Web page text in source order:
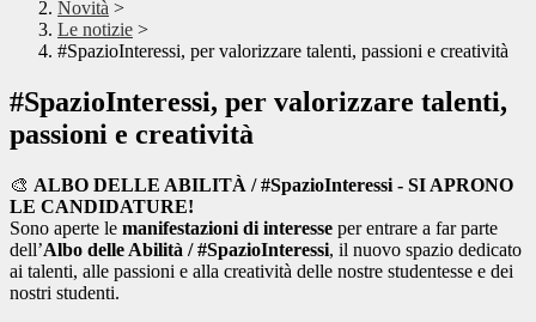
Novità >
Le notizie >
#SpazioInteressi, per valorizzare talenti, passioni e creatività
#SpazioInteressi, per valorizzare talenti,
passioni e creatività
🎨 ALBO DELLE ABILITÀ / #SpazioInteressi - SI APRONO
LE CANDIDATURE!
Sono aperte le manifestazioni di interesse per entrare a far parte
dell’Albo delle Abilità / #SpazioInteressi, il nuovo spazio dedicato
ai talenti, alle passioni e alla creatività delle nostre studentesse e dei
nostri studenti.